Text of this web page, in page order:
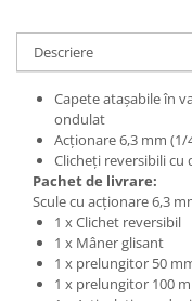
Descriere
Capete ataşabile în
ondulat
Acţionare 6,3 mm (1/
Clicheţi reversibili
Pachet de livrare:
Scule cu acţionare 6,3
1 x Clichet reversibil
1 x Mâner glisant
1 x prelungitor 50
1 x prelungitor 100